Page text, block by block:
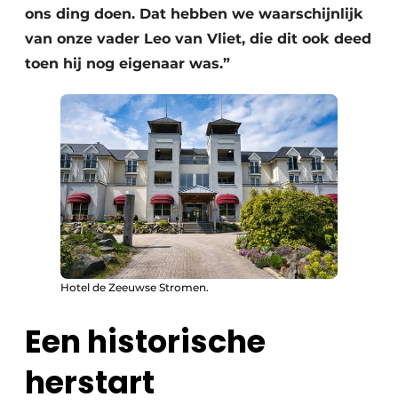
ons ding doen. Dat hebben we waarschijnlijk
van onze vader Leo van Vliet, die dit ook deed
toen hij nog eigenaar was.”
Hotel de Zeeuwse Stromen.
Een historische
herstart